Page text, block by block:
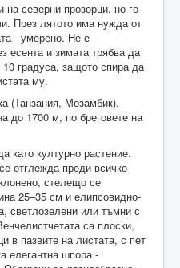
северни прозорци, но го
През лятото има нужда от
- умерено. Не е
есента и зимата трябва да
градуса, защото спира да
му.
(Танзания, Мозамбик).
до 1700 м, по бреговете на
като културно растение.
отглежда преди всичко
стелещо се
25–35 см и елипсовидно-
светлозелени или тъмни с
са плоски,
в пазвите на листата, с пет
елегантна шпора -